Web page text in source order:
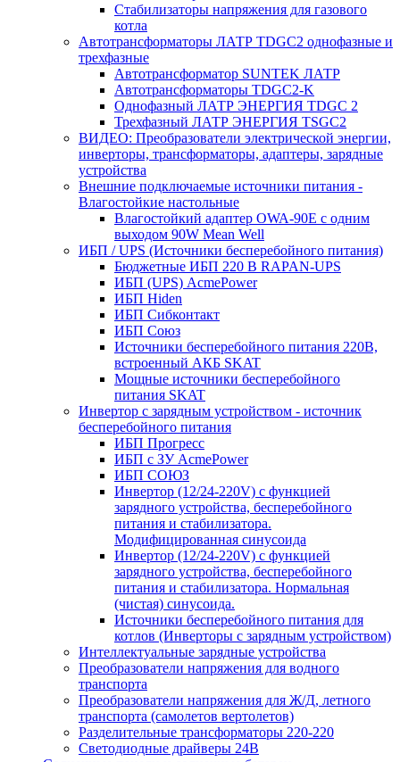
Стабилизаторы напряжения для газового
котла
Автотрансформаторы ЛАТР TDGC2 однофазные и
трехфазные
Автотрансформатор SUNTEK ЛАТР
Автотрансформаторы TDGC2-K
Однофазный ЛАТР ЭНЕРГИЯ TDGC 2
Трехфазный ЛАТР ЭНЕРГИЯ TSGC2
ВИДЕО: Преобразователи электрической энергии,
инверторы, трансформаторы, адаптеры, зарядные
устройства
Внешние подключаемые источники питания -
Влагостойкие настольные
Влагостойкий адаптер OWA-90E с одним
выходом 90W Mean Well
ИБП / UPS (Источники бесперебойного питания)
Бюджетные ИБП 220 В RAPAN-UPS
ИБП (UPS) AcmePower
ИБП Hiden
ИБП Сибконтакт
ИБП Союз
Источники бесперебойного питания 220В,
встроенный АКБ SKAT
Мощные источники бесперебойного
питания SKAT
Инвертор с зарядным устройством - источник
бесперебойного питания
ИБП Прогресс
ИБП с ЗУ AcmePower
ИБП СОЮЗ
Инвертор (12/24-220V) с функцией
зарядного устройства, бесперебойного
питания и стабилизатора.
Модифицированная синусоида
Инвертор (12/24-220V) с функцией
зарядного устройства, бесперебойного
питания и стабилизатора. Нормальная
(чистая) синусоида.
Источники бесперебойного питания для
котлов (Инверторы с зарядным устройством)
Интеллектуальные зарядные устройства
Преобразователи напряжения для водного
транспорта
Преобразователи напряжения для Ж/Д, летного
транспорта (самолетов вертолетов)
Разделительные трансформаторы 220-220
Светодиодные драйверы 24В